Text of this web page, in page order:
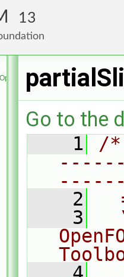
13
Foundation
Go to the
    1
/
    2
    3